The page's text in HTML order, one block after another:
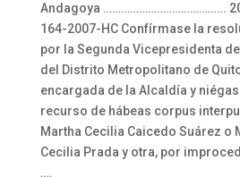
Andagoya …………………………………..
164-2007-HC Confírmase la
por la Segunda Vicepresidenta
del Distrito Metropolitano de
encargada de la Alcaldía y
recurso de hábeas corpus
Martha Cecilia Caicedo Suárez o
Cecilia Prada y otra, por
….